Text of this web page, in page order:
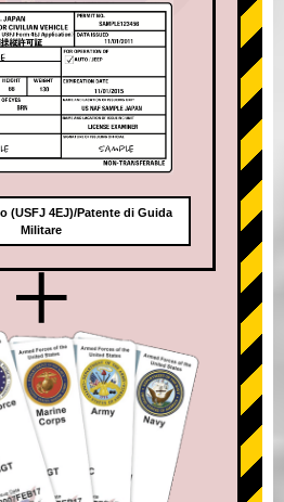
(USFJ 4EJ)/Patente di Guida
Militare
+